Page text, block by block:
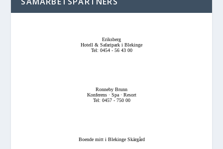
Eriksberg
Hotell & Safaripark i Blekinge
Tel: 0454 - 56 43 00
Ronneby Brunn
Konferens · Spa · Resort
Tel: 0457 - 750 00
Boende mitt i Blekinge Skärgård